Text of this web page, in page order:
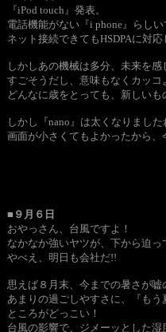
『iPod touch』発表。
電話機能がない『i phone』らしい
ネット接続できてもHSDPAに対
しかしあの機械は多分、未来を
すごそうだし、意味もなくカッコ
どんなに歳をとっても、新しいも
しかし『nano』は太くなりました
画面が小さくてもよかったから
■９月６日
おやっさん、台風ですよ！
なかなか強いヤツが、下から迫
やべえ、明日も会社だ!!
思えば８月末、今までの暑さが嘘
あまりの過ごしやすさに、『も
ところがどっこい！
台風の影響で、ジメーッとした